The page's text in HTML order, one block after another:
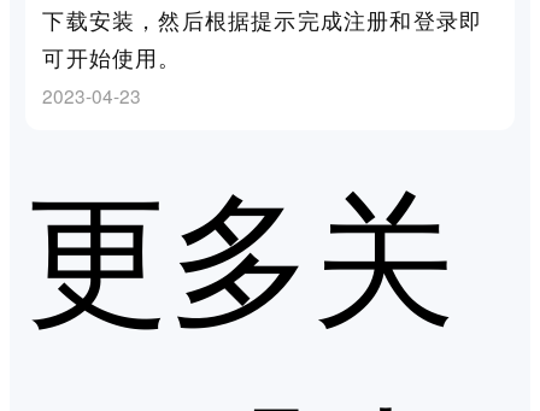
下载安装，然后根据提示完成注册和登录即
可开始使用。
2023-04-23
更多关